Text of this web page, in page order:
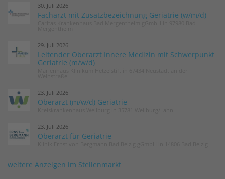
30. Juli 2026
Facharzt mit Zusatzbezeichnung Geriatrie (w/m/d)
29. Juli 2026
Leitender Oberarzt Innere Medizin mit Schwerpunkt
Geriatrie (m/w/d)
23. Juli 2026
Oberarzt (m/w/d) Geriatrie
23. Juli 2026
Oberarzt für Geriatrie
weitere Anzeigen im Stellenmarkt